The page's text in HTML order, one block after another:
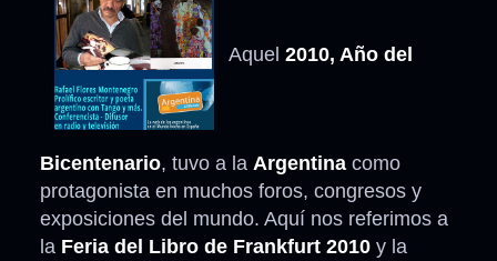
Aquel 2010, Año del
Bicentenario, tuvo a la Argentina como
protagonista en muchos foros, congresos y
exposiciones del mundo. Aquí nos referimos a
la Feria del Libro de Frankfurt 2010 y la